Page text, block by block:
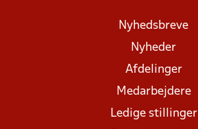
Nyhedsbreve
Nyheder
Afdelinger
Medarbejdere
Ledige stillinger